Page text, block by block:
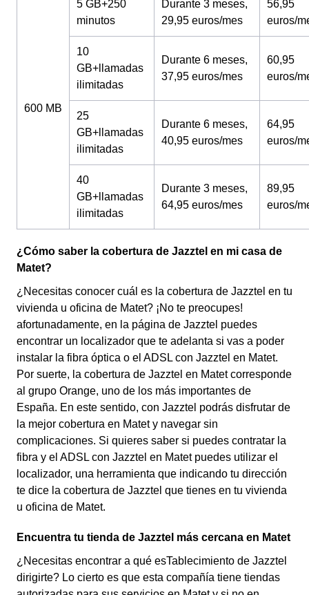
600 MB
5 GB+250
minutos
Durante 3 meses,
29,95 euros/mes
56,95
euros/
10
GB+llamadas
ilimitadas
Durante 6 meses,
37,95 euros/mes
60,95
euros/
25
GB+llamadas
ilimitadas
Durante 6 meses,
40,95 euros/mes
64,95
euros/
40
GB+llamadas
ilimitadas
Durante 3 meses,
64,95 euros/mes
89,95
euros/
¿Cómo saber la cobertura de Jazztel en mi casa de
Matet?
¿Necesitas conocer cuál es la cobertura de Jazztel en tu
vivienda u oficina de Matet? ¡No te preocupes!
afortunadamente, en la página de Jazztel puedes
encontrar un localizador que te adelanta si vas a poder
instalar la fibra óptica o el ADSL con Jazztel en Matet.
Por suerte, la cobertura de Jazztel en Matet corresponde
al grupo Orange, uno de los más importantes de
España. En este sentido, con Jazztel podrás disfrutar de
la mejor cobertura en Matet y navegar sin
complicaciones. Si quieres saber si puedes contratar la
fibra y el ADSL con Jazztel en Matet puedes utilizar el
localizador, una herramienta que indicando tu dirección
te dice la cobertura de Jazztel que tienes en tu vivienda
u oficina de Matet.
Encuentra tu tienda de Jazztel más cercana en Matet
¿Necesitas encontrar a qué esTablecimiento de Jazztel
dirigirte? Lo cierto es que esta compañía tiene tiendas